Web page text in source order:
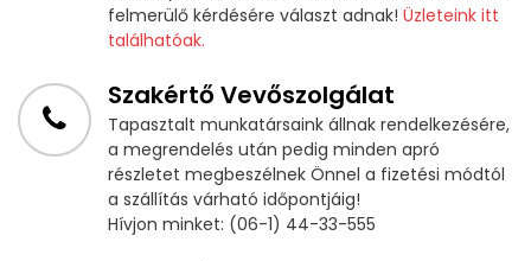
felmerülő kérdésére választ adnak! Üzleteink itt
találhatóak.
Szakértő Vevőszolgálat
Tapasztalt munkatársaink állnak rendelkezésére,
a megrendelés után pedig minden apró
részletet megbeszélnek Önnel a fizetési módtól
a szállítás várható időpontjáig!
Hívjon minket: (06-1) 44-33-555